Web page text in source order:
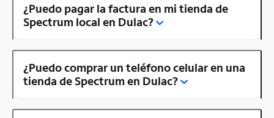
¿Puedo pagar la factura en mi tienda de
Spectrum local en Dulac?
¿Puedo comprar un teléfono celular en una
tienda de Spectrum en Dulac?